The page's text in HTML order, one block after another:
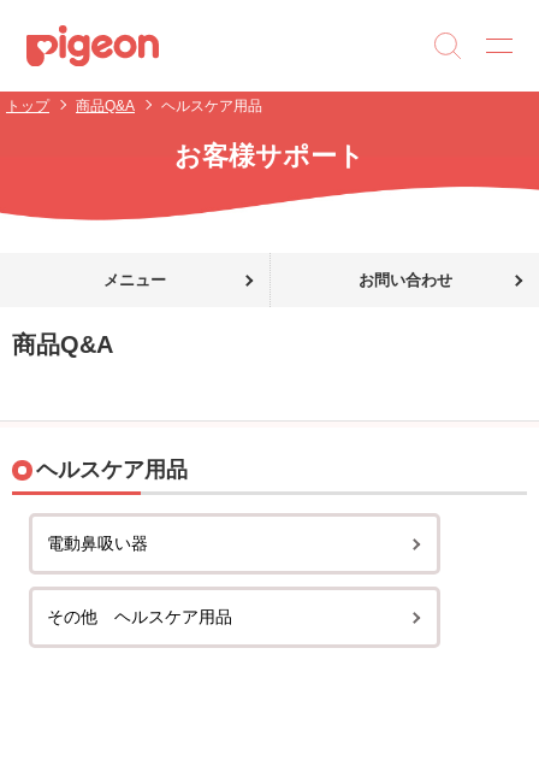
トップ 商品Q&A ヘルスケア用品
お客様サポート
メニュー お問い合わせ
商品Q&A
ヘルスケア用品
電動鼻吸い器
その他 ヘルスケア用品